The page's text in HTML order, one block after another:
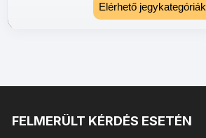
Elérhető jegykategóriák
FELMERÜLT KÉRDÉS ESETÉN